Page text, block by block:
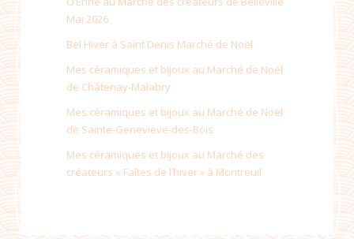
Mai 2026
Bel Hiver à Saint Denis Marché de Noël
Mes céramiques et bijoux au Marché de Noël
de Châtenay-Malabry
Mes céramiques et bijoux au Marché de Noël
de Sainte-Genevieve-des-Bois
Mes céramiques et bijoux au Marché des
créateurs « Faîtes de l’hiver » à Montreuil